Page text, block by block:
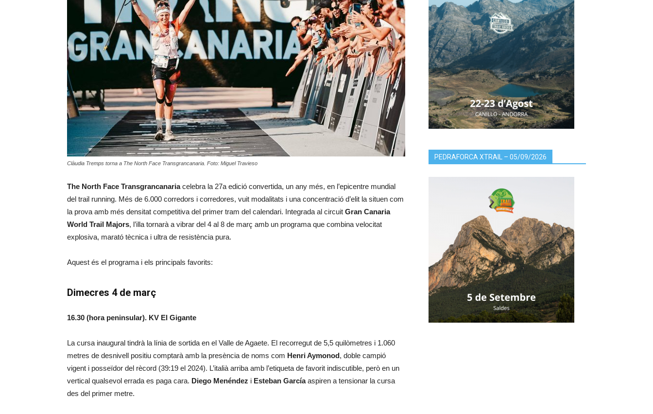
Clàudia Tremps torna a The North Face Transgrancanaria. Foto: Miguel Travieso
The North Face Transgrancanariacelebra la 27a edició convertida, un any més, en l’epicentre mundial
del trail running. Més de 6.000 corredors i corredores, vuit modalitats i una concentració d’elit la situen com
la prova amb més densitat competitiva del primer tram del calendari. Integrada al circuit Gran Canaria
World Trail Majors, l’illa tornarà a vibrar del 4 al 8 de març amb un programa que combina velocitat
explosiva, marató tècnica i ultra de resistència pura.
Aquest és el programa i els principals favorits:
Dimecres 4 de març
16.30 (hora peninsular). KV El Gigante
La cursa inaugural tindrà la línia de sortida en el Valle de Agaete. El recorregut de 5,5 quilòmetres i 1.060
metres de desnivell positiu comptarà amb la presència de noms com Henri Aymonod, doble campió
vigent i posseïdor del rècord (39:19 el 2024). L’italià arriba amb l’etiqueta de favorit indiscutible, però en un
vertical qualsevol errada es paga cara. Diego Menéndez i Esteban Garcíaaspiren a tensionar la cursa
des del primer metre.
PEDRAFORCA XTRAIL – 05/09/2026